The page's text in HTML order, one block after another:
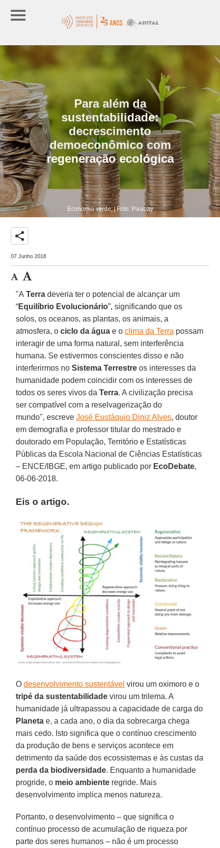
Para além da
sustentabilidade:
decrescimento
demoeconômico com
regeneração ecológica
Economia verde; | Foto: Pixabay
share
07 Junho 2018
"ATerra deveria ter o potencial de alcançar um
“Equilíbrio Evolucionário”, significando que os
solos, os oceanos, as plantas, os animais, a
atmosfera, ociclo da água e oclima da Terra possam
interagir de uma forma natural, sem interferência
humana. Se estivermos conscientes disso e não
interferirmos noSistema Terrestre os interesses da
humanidade podem coincidir com os interesses de
todos os seres vivos daTerra. A civilização precisa
ser compatível com a reselvagerização do
mundo", escreveJosé Eustáquio Diniz Alves, doutor
em demografia e professor titular do mestrado e
doutorado em População, Território e Estatísticas
Públicas da Escola Nacional de Ciências Estatísticas
– ENCE/IBGE, em artigo publicado por EcoDebate,
06-06-2018.
Eis o artigo.
Odesenvolvimento sustentável virou um oximoro e o
tripé da sustentabilidade virou um trilema. A
humanidade já ultrapassou a capacidade de carga do
Planeta e, a cada ano, o dia da sobrecarga chega
mais cedo. Isto significa que o contínuo crescimento
da produção de bens e serviços acontece em
detrimento da saúde dos ecossistemas e às custas da
perda da biodiversidade. Enquanto a humanidade
progride, o meio ambiente regride. Mais
desenvolvimento implica menos natureza.
Portanto, o desenvolvimento – que significa o
contínuo processo de acumulação de riqueza por
parte dos seres humanos – não é um processo